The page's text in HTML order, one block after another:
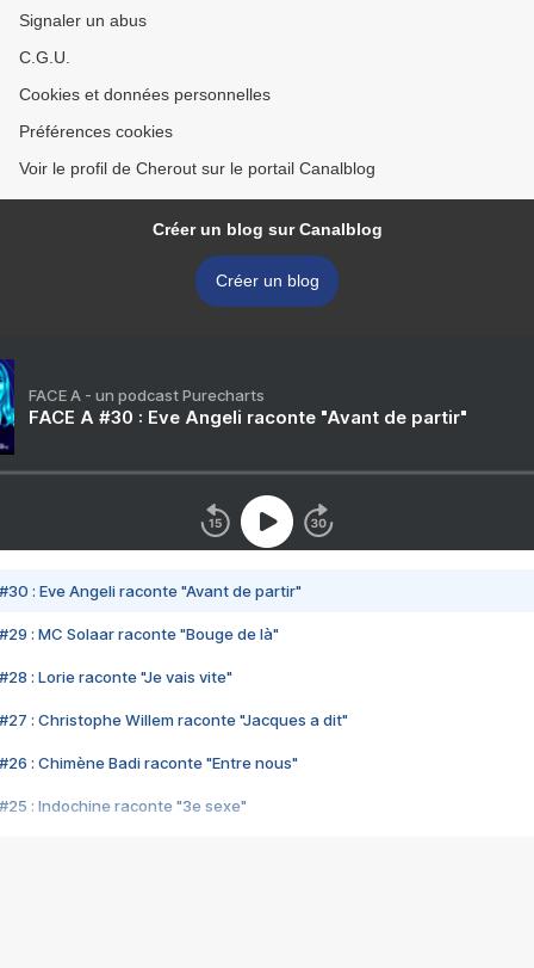
Signaler un abus
C.G.U.
Cookies et données personnelles
Préférences cookies
Voir le profil de Cherout sur le portail Canalblog
Créer un blog sur Canalblog
Créer un blog
FACE A - un podcast Purecharts
FACE A #30 : Eve Angeli raconte "Avant de partir"
#30 : Eve Angeli raconte "Avant de partir"
#29 : MC Solaar raconte "Bouge de là"
#28 : Lorie raconte "Je vais vite"
#27 : Christophe Willem raconte "Jacques a dit"
#26 : Chimène Badi raconte "Entre nous"
#25 : Indochine raconte "3e sexe"